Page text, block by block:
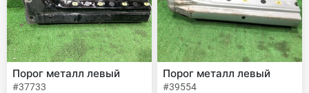
Порог металл левый
#37733
Порог металл левый
#39554